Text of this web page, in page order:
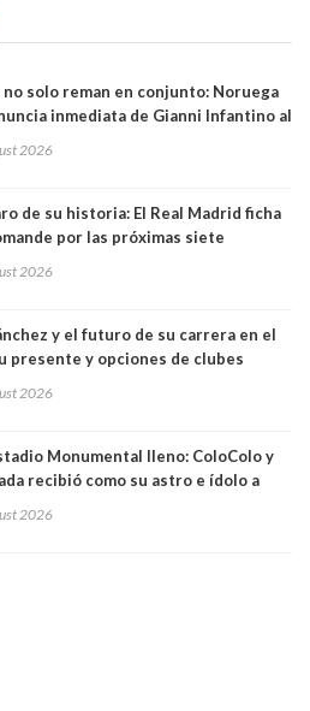
solo reman en conjunto: Noruega
inmediata de Gianni Infantino al
2026
de su historia: El Real Madrid ficha
por las próximas siete
2026
y el futuro de su carrera en el
presente y opciones de clubes
2026
Monumental lleno: ColoColo y
recibió como su astro e ídolo a
2026